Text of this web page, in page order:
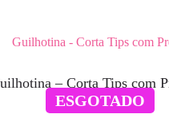
ESGOTADO
– Corta Tips com
4.50€